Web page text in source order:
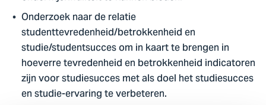
Onderzoek naar de relatie
studenttevredenheid/betrokkenheid en
studie/studentsucces om in kaart te brengen in
hoeverre tevredenheid en betrokkenheid indicatoren
zijn voor studiesucces met als doel het studiesucces
en studie-ervaring te verbeteren.